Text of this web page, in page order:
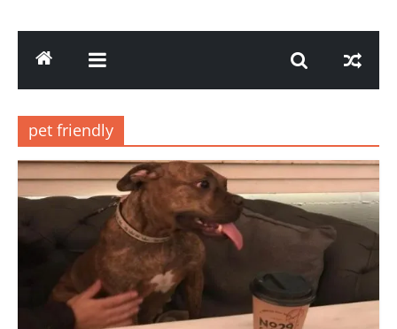
pet friendly